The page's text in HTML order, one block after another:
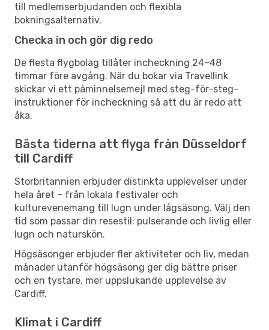
till medlemserbjudanden och flexibla
bokningsalternativ.
Checka in och gör dig redo
De flesta flygbolag tillåter incheckning 24–48
timmar före avgång. När du bokar via Travellink
skickar vi ett påminnelsemejl med steg-för-steg-
instruktioner för incheckning så att du är redo att
åka.
Bästa tiderna att flyga från Düsseldorf
till Cardiff
Storbritannien erbjuder distinkta upplevelser under
hela året – från lokala festivaler och
kulturevenemang till lugn under lågsäsong. Välj den
tid som passar din resestil: pulserande och livlig eller
lugn och naturskön.
Högsäsonger erbjuder fler aktiviteter och liv, medan
månader utanför högsäsong ger dig bättre priser
och en tystare, mer uppslukande upplevelse av
Cardiff.
Klimat i Cardiff